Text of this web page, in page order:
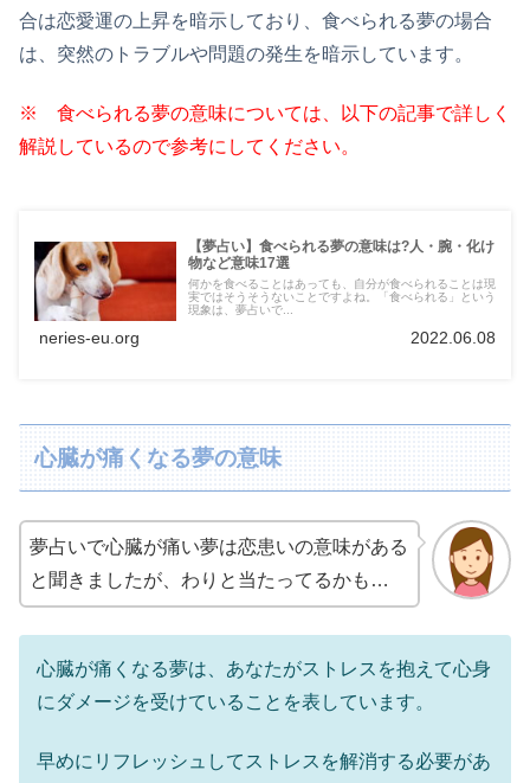
合は恋愛運の上昇を暗示しており、食べられる夢の場合
は、突然のトラブルや問題の発生を暗示しています。
※ 食べられる夢の意味については、以下の記事で詳しく
解説しているので参考にしてください。
【夢占い】食べられる夢の意味は?人・腕・化け
物など意味17選
何かを食べることはあっても、自分が食べられることは現
実ではそうそうないことですよね。「食べられる」という
現象は、夢占いで...
neries-eu.org 2022.06.08
心臓が痛くなる夢の意味
夢占いで心臓が痛い夢は恋患いの意味がある
と聞きましたが、わりと当たってるかも…
心臓が痛くなる夢は、あなたがストレスを抱えて心身
にダメージを受けていることを表しています。
早めにリフレッシュしてストレスを解消する必要があ